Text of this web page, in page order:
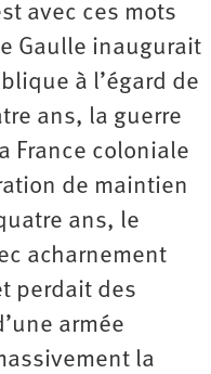
avec ces mots
Gaulle inaugurait
à l’égard de
ans, la guerre
France coloniale
de maintien
ans, le
acharnement
perdait des
armée
la